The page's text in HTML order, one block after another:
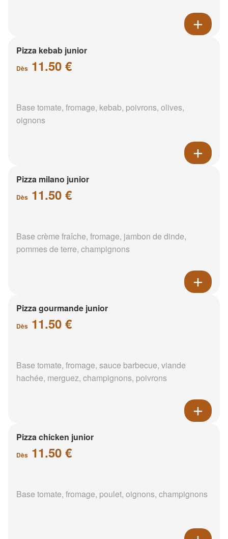
Pizza kebab junior
Dès 11.50 €
Base tomate, fromage, kebab, poivrons, olives,
oignons
Pizza milano junior
Dès 11.50 €
Base crème fraîche, fromage, jambon de dinde,
pommes de terre, champignons
Pizza gourmande junior
Dès 11.50 €
Base tomate, fromage, sauce barbecue, viande
hachée, merguez, champignons, poivrons
Pizza chicken junior
Dès 11.50 €
Base tomate, fromage, poulet, oignons, champignons